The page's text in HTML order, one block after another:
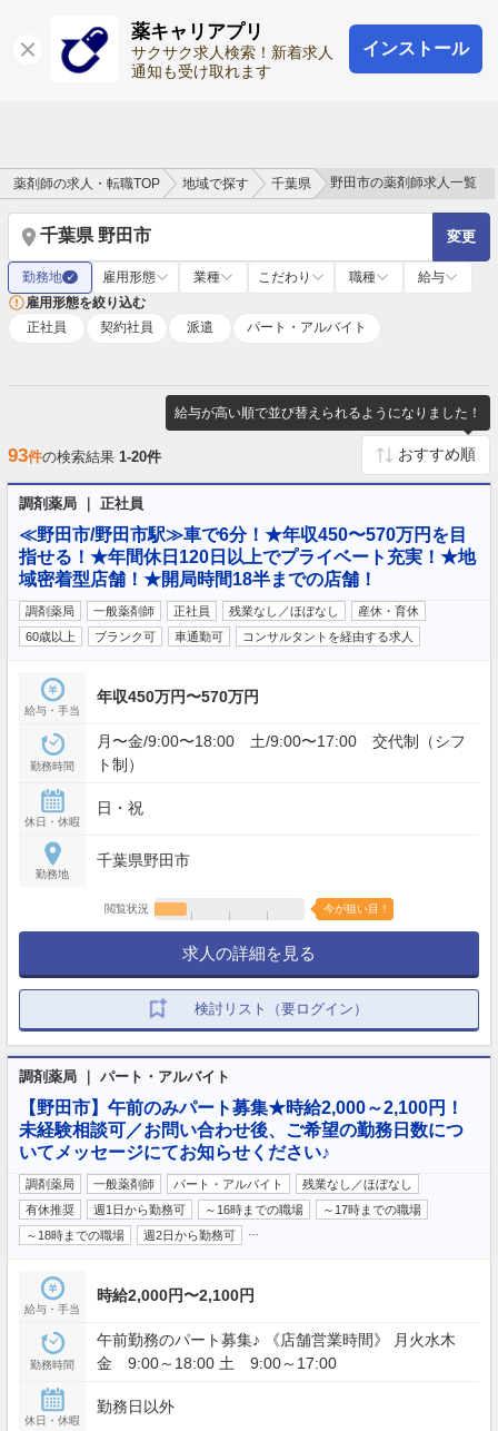
薬キャリアプリ
サクサク求人検索！新着求人
通知も受け取れます
インストール
ログイン 会員登録
薬剤師の求人・転職TOP 地域で探す 千葉県 野田市の薬剤師求人一覧
千葉県 野田市 変更
勤務地 ✓ 雇用形態 業種 こだわり 職種
給与
雇用形態を絞り込む
正社員
契約社員 派遣 パート・アルバイト
給与が高い順で並び替えられるようになりました！
93件の検索結果 1-20件
調剤薬局 ｜ 正社員
≪野田市/野田市駅≫車で6分！★年収450〜570万円を目
指せる！★年間休日120日以上でプライベート充実！★地
域密着型店舗！★開局時間18半までの店舗！
調剤薬局 一般薬剤師 正社員 残業なし／ほぼなし
産休・育休
60歳以上
ブランク可 車通勤可 コンサルタントを経由する求人
給与・手当
年収450万円〜570万円
勤務時間
月〜金/9:00〜18:00 土/9:00〜17:00 交代制（シフ
ト制）
休日・休暇
日・祝
勤務地
千葉県野田市
閲覧状況 今が狙い目！
求人の詳細を見る
検討リスト（要ログイン）
調剤薬局 ｜ パート・アルバイト
【野田市】午前のみパート募集★時給2,000～2,100円！
未経験相談可／お問い合わせ後、ご希望の勤務日数につ
いてメッセージにてお知らせください♪
調剤薬局 一般薬剤師 パート・アルバイト
残業なし／ほぼなし
有休推奨
週1日から勤務可 ～16時までの職場
～17時までの職場
～18時までの職場
週2日から勤務可
給与・手当
時給2,000円〜2,100円
勤務時間
午前勤務のパート募集♪ 《店舗営業時間》 月火水木
金 9:00～18:00 土 9:00～17:00
休日・休暇
勤務日以外